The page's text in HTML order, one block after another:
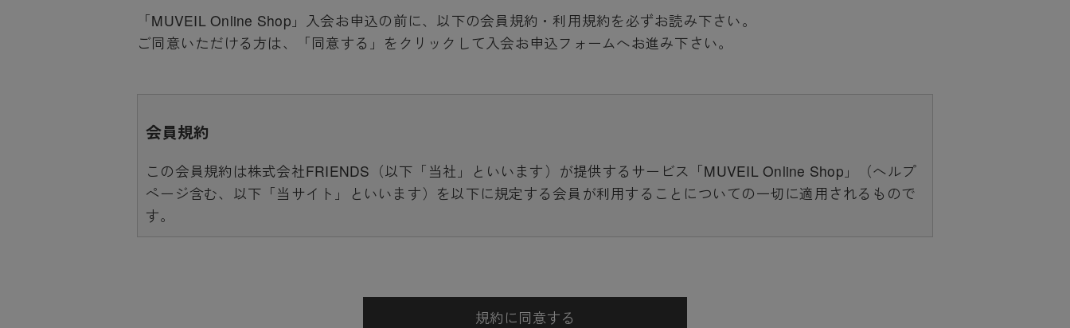
「MUVEIL Online Shop」入会お申込の前に、以下の会員規約・利用規約を必ずお読み下さい。
ご同意いただける方は、「同意する」をクリックして入会お申込フォームへお進み下さい。
会員規約
この会員規約は株式会社FRIENDS（以下「当社」といいます）が提供するサービス「MUVEIL Online Shop」（ヘルプ
ページ含む、以下「当サイト」といいます）を以下に規定する会員が利用することについての一切に適用されるもので
す。
ート範囲外となる為、各リンク先の規約に従うものとします）
規約に同意する